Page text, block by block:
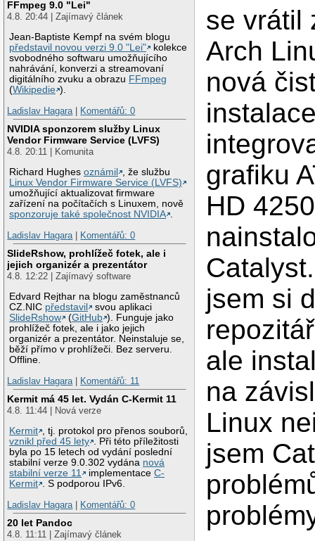
FFmpeg 9.0 "Lei"
4.8. 20:44 | Zajímavý článek
Jean-Baptiste Kempf na svém blogu
představil novou verzi 9.0 "Lei"
kolekce
svobodného softwaru umožňujícího
nahrávání, konverzi a streamovaní
digitálního zvuku a obrazu FFmpeg
(Wikipedie ).
Ladislav Hagara
Komentářů: 0
NVIDIA sponzorem služby Linux
Vendor Firmware Service (LVFS)
4.8. 20:11 | Komunita
Richard Hughesoznámil
, že službu
Linux Vendor Firmware Service (LVFS)
umožňující aktualizovat firmware
zařízení na počítačích s Linuxem, nově
sponzoruje také společnost NVIDIA .
Ladislav Hagara | Komentářů: 0
SlideRshow, prohlížeč fotek, ale i
jejich organizér a prezentátor
4.8. 12:22 | Zajímavý software
Edvard Rejthar na blogu zaměstnanců
CZ.NIC představil
svou aplikaci
SlideRshow
(GitHub ). Funguje jako
prohlížeč fotek, ale i jako jejich
organizér a prezentátor. Neinstaluje se,
běží přímo v prohlížeči. Bez serveru.
Offline.
Ladislav Hagara | Komentářů: 11
Kermit má 45 let. Vydán C-Kermit 11
4.8. 11:44 | Nová verze
Kermit , tj. protokol pro přenos souborů,
vznikl před 45 lety . Při této příležitosti
byla po 15 letech od vydání poslední
stabilní verze 9.0.302 vydána nová
stabilní verze 11
implementaceC-
Kermit . S podporou IPv6.
Ladislav Hagara | Komentářů: 0
20 let Pandoc
4.8. 11:11 | Zajímavý článek
se vrátil
Arch
nová
grafiku
HD
jsem si
ale
na
Linux
jsem